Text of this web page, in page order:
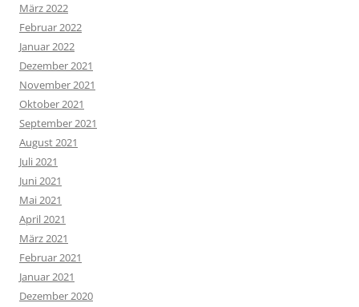
März 2022
Februar 2022
Januar 2022
Dezember 2021
November 2021
Oktober 2021
September 2021
August 2021
Juli 2021
Juni 2021
Mai 2021
April 2021
März 2021
Februar 2021
Januar 2021
Dezember 2020